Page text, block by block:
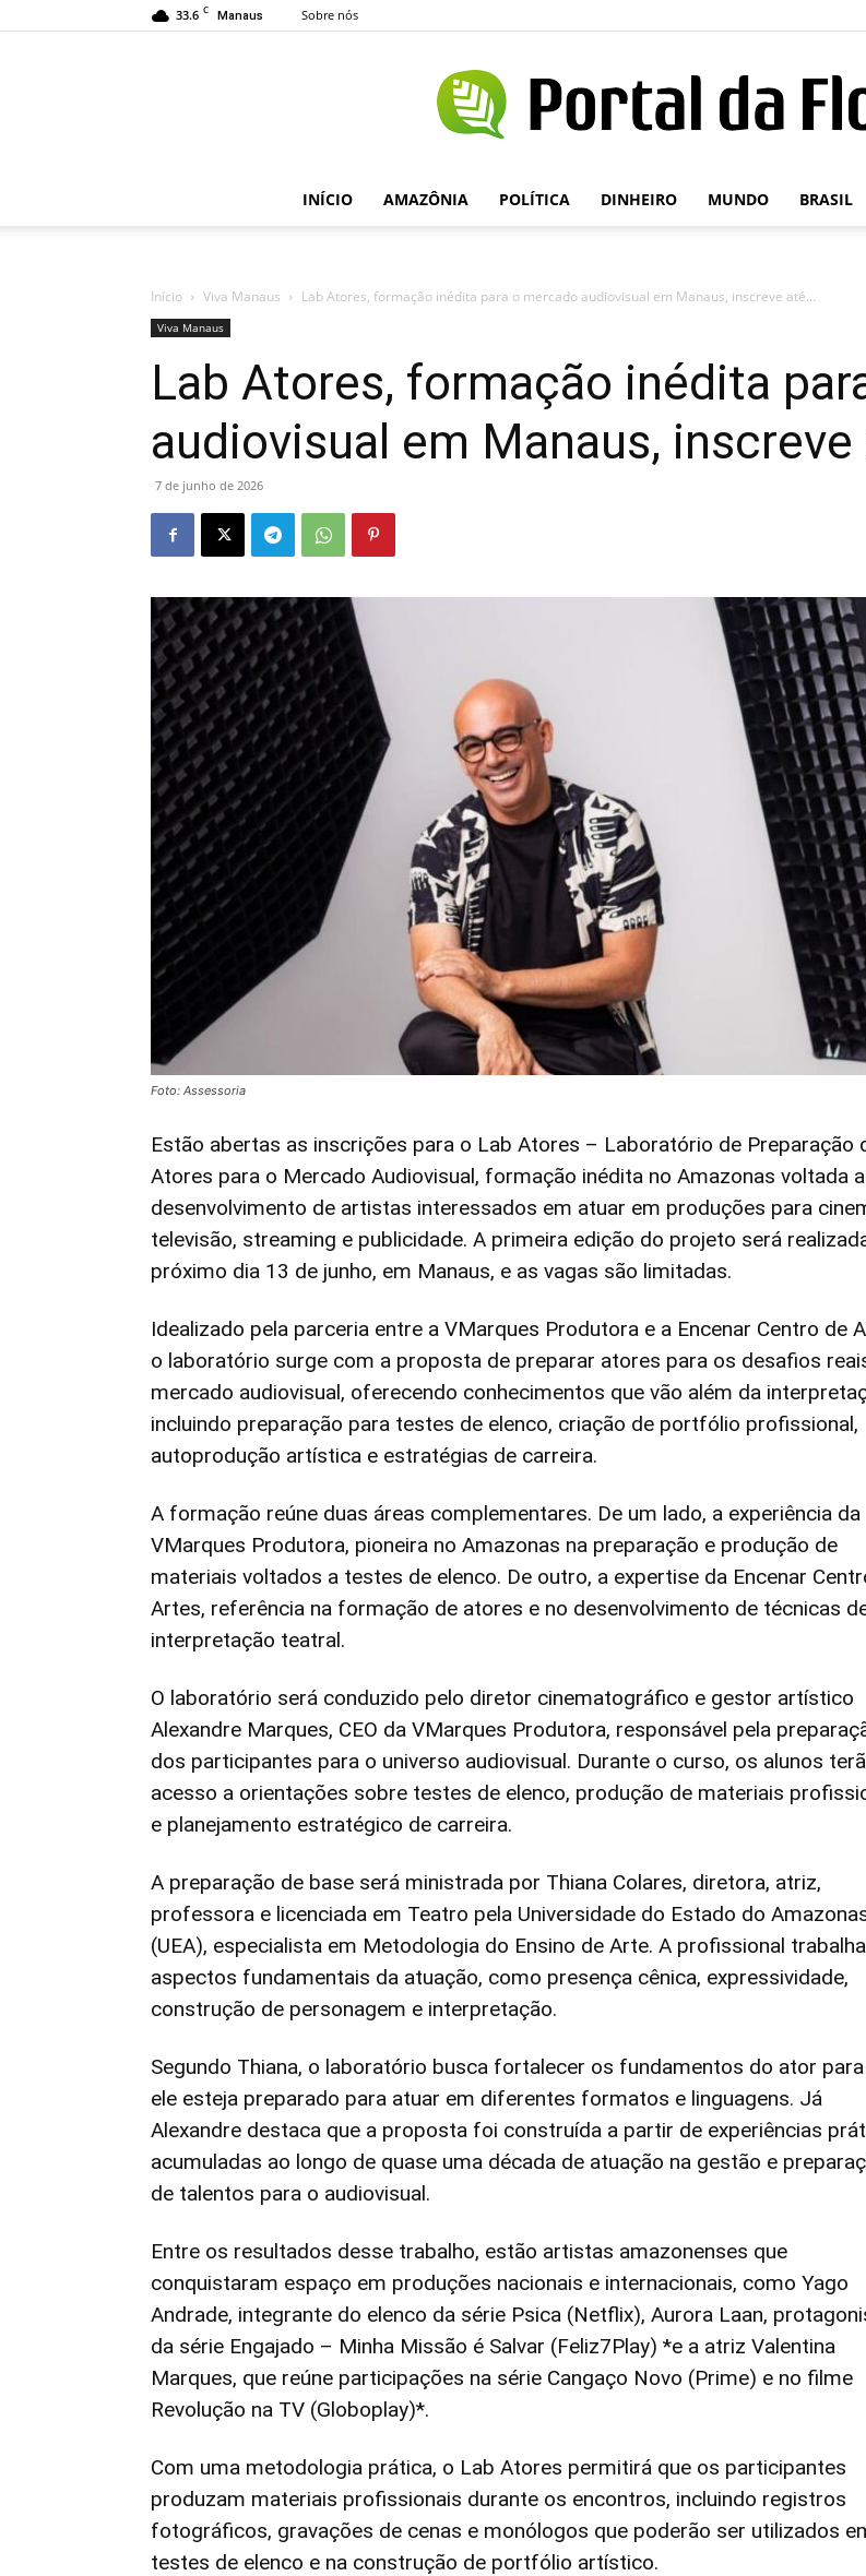
33.6 C Manaus Sobre nós
Portal
INÍCIO AMAZÔNIA POLÍTICA DINHEIRO MUNDO BRASIL
Início Viva Manaus Lab Atores, formação inédita para o mercado audiovisual em Manaus, inscreve até...
Viva Manaus
Lab Atores, formação inédita
audiovisual em Manaus,
7 de junho de 2026
Foto: Assessoria
Estão abertas as inscrições para o Lab Atores – Laboratório de Preparação
Atores para o Mercado Audiovisual, formação inédita no Amazonas voltada
desenvolvimento de artistas interessados em atuar em produções para
televisão, streaming e publicidade. A primeira edição do projeto será
próximo dia 13 de junho, em Manaus, e as vagas são limitadas.
Idealizado pela parceria entre a VMarques Produtora e a Encenar Centro de
o laboratório surge com a proposta de preparar atores para os desafios
mercado audiovisual, oferecendo conhecimentos que vão além da
incluindo preparação para testes de elenco, criação de portfólio profissional,
autoprodução artística e estratégias de carreira.
A formação reúne duas áreas complementares. De um lado, a experiência da
VMarques Produtora, pioneira no Amazonas na preparação e produção de
materiais voltados a testes de elenco. De outro, a expertise da Encenar
Artes, referência na formação de atores e no desenvolvimento de técnicas
interpretação teatral.
O laboratório será conduzido pelo diretor cinematográfico e gestor artístico
Alexandre Marques, CEO da VMarques Produtora, responsável pela
dos participantes para o universo audiovisual. Durante o curso, os alunos
acesso a orientações sobre testes de elenco, produção de materiais
e planejamento estratégico de carreira.
A preparação de base será ministrada por Thiana Colares, diretora, atriz,
professora e licenciada em Teatro pela Universidade do Estado do
(UEA), especialista em Metodologia do Ensino de Arte. A profissional
aspectos fundamentais da atuação, como presença cênica, expressividade,
construção de personagem e interpretação.
Segundo Thiana, o laboratório busca fortalecer os fundamentos do ator
ele esteja preparado para atuar em diferentes formatos e linguagens. Já
Alexandre destaca que a proposta foi construída a partir de experiências
acumuladas ao longo de quase uma década de atuação na gestão e
de talentos para o audiovisual.
Entre os resultados desse trabalho, estão artistas amazonenses que
conquistaram espaço em produções nacionais e internacionais, como Yago
Andrade, integrante do elenco da série Psica (Netflix), Aurora Laan,
da série Engajado – Minha Missão é Salvar (Feliz7Play) *e a atriz Valentina
Marques, que reúne participações na série Cangaço Novo (Prime) e no filme
Revolução na TV (Globoplay)*.
Com uma metodologia prática, o Lab Atores permitirá que os participantes
produzam materiais profissionais durante os encontros, incluindo registros
fotográficos, gravações de cenas e monólogos que poderão ser utilizados
testes de elenco e na construção de portfólio artístico.